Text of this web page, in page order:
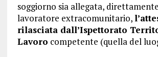
soggiorno sia allegata,
lavoratore extracomunitario,
rilasciata dall’Ispettorato
Lavoro competente (quella del